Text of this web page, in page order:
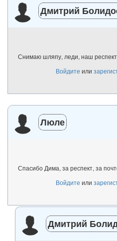
Дмитрий
Снимаю шляпу, леди, наш
Войдите или
Люле
Спасибо Дима, за респект, за
Войдите или
Дмитрий